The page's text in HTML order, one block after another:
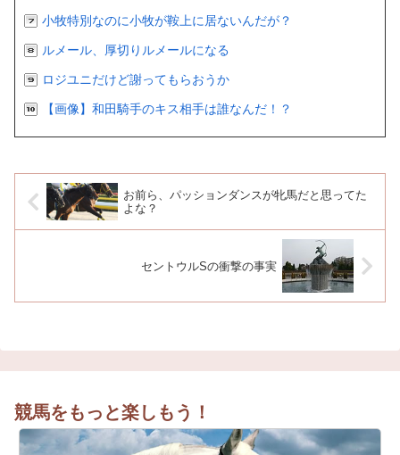
小牧特別なのに小牧が鞍上に居ないんだが？
ルメール、厚切りルメールになる
ロジユニだけど謝ってもらおうか
【画像】和田騎手のキス相手は誰なんだ！？
お前ら、パッションダンスが牝馬だと思ってた
よな？
セントウルSの衝撃の事実
競馬をもっと楽しもう！